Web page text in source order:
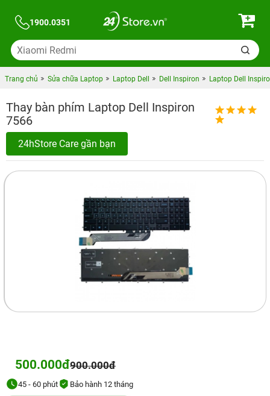
1900.0351
Trang chủ Sửa chữa Laptop Laptop Dell Dell Inspiron Laptop Dell
Thay bàn phím Laptop Dell Inspiron
7566
24hStore Care gần bạn
500.000đ900.000đ
45 - 60 phút Bảo hành 12 tháng